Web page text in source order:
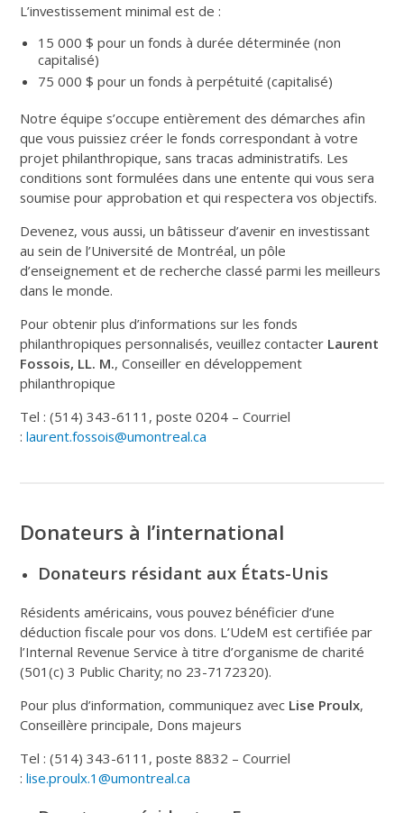
L’investissement minimal est de :
15 000 $ pour un fonds à durée déterminée (non
capitalisé)
75 000 $ pour un fonds à perpétuité (capitalisé)
Notre équipe s’occupe entièrement des démarches afin
que vous puissiez créer le fonds correspondant à votre
projet philanthropique, sans tracas administratifs. Les
conditions sont formulées dans une entente qui vous sera
soumise pour approbation et qui respectera vos objectifs.
Devenez, vous aussi, un bâtisseur d’avenir en investissant
au sein de l’Université de Montréal, un pôle
d’enseignement et de recherche classé parmi les meilleurs
dans le monde.
Pour obtenir plus d’informations sur les fonds
philanthropiques personnalisés, veuillez contacter Laurent
Fossois, LL. M., Conseiller en développement
philanthropique
Tel : (514) 343-6111, poste 0204 – Courriel
:laurent.fossois@umontreal.ca
Donateurs à l’international
Donateurs résidant aux États-Unis
Résidents américains, vous pouvez bénéficier d’une
déduction fiscale pour vos dons. L’UdeM est certifiée par
l’Internal Revenue Service à titre d’organisme de charité
(501(c) 3 Public Charity; no 23-7172320).
Pour plus d’information, communiquez avec Lise Proulx,
Conseillère principale, Dons majeurs
Tel : (514) 343-6111, poste 8832 – Courriel
:lise.proulx.1@umontreal.ca